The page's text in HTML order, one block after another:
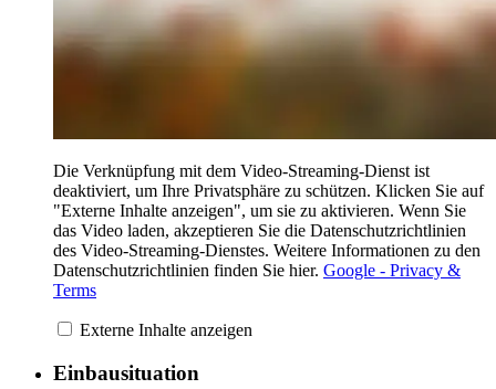
Die Verknüpfung mit dem Video-Streaming-Dienst ist
deaktiviert, um Ihre Privatsphäre zu schützen. Klicken Sie auf
"Externe Inhalte anzeigen", um sie zu aktivieren. Wenn Sie
das Video laden, akzeptieren Sie die Datenschutzrichtlinien
des Video-Streaming-Dienstes. Weitere Informationen zu den
Datenschutzrichtlinien finden Sie hier. Google - Privacy &
Terms
Externe Inhalte anzeigen
Einbausituation